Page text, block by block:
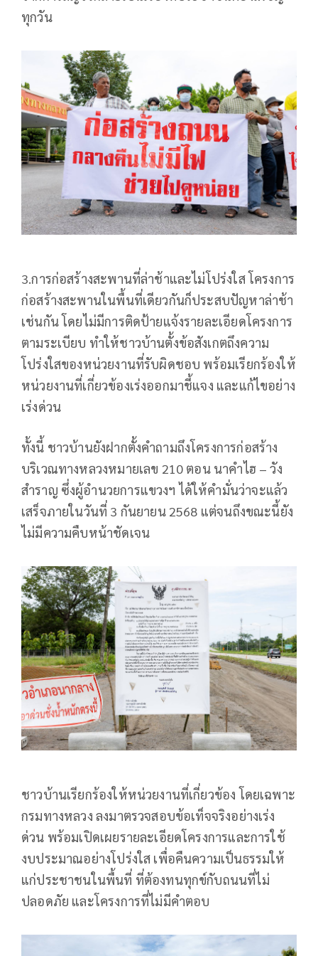
ทุกวัน
3.การก่อสร้างสะพานที่ล่าช้าและไม่โปร่งใส โครงการ
ก่อสร้างสะพานในพื้นที่เดียวกันก็ประสบปัญหาล่าช้า
เช่นกัน โดยไม่มีการติดป้ายแจ้งรายละเอียดโครงการ
ตามระเบียบ ทำให้ชาวบ้านตั้งข้อสังเกตถึงความ
โปร่งใสของหน่วยงานที่รับผิดชอบ พร้อมเรียกร้องให้
หน่วยงานที่เกี่ยวข้องเร่งออกมาชี้แจง และแก้ไขอย่าง
เร่งด่วน
ทั้งนี้ ชาวบ้านยังฝากตั้งคำถามถึงโครงการก่อสร้าง
บริเวณทางหลวงหมายเลข 210 ตอน นาคำไฮ – วัง
สำราญ ซึ่งผู้อำนวยการแขวงฯ ได้ให้คำมั่นว่าจะแล้ว
เสร็จภายในวันที่ 3 กันยายน 2568 แต่จนถึงขณะนี้ยัง
ไม่มีความคืบหน้าชัดเจน
ชาวบ้านเรียกร้องให้หน่วยงานที่เกี่ยวข้อง โดยเฉพาะ
กรมทางหลวง ลงมาตรวจสอบข้อเท็จจริงอย่างเร่ง
ด่วน พร้อมเปิดเผยรายละเอียดโครงการและการใช้
งบประมาณอย่างโปร่งใส เพื่อคืนความเป็นธรรมให้
แก่ประชาชนในพื้นที่ ที่ต้องทนทุกข์กับถนนที่ไม่
ปลอดภัย และโครงการที่ไม่มีคำตอบ